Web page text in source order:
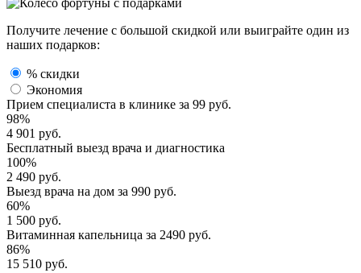
Получите лечение с большой скидкой или выиграйте один из
наших подарков:
% скидки
Экономия
Прием специалиста в клинике за 99 руб.
98%
4 901 руб.
Бесплатный выезд врача и диагностика
100%
2 490 руб.
Выезд врача на дом за 990 руб.
60%
1 500 руб.
Витаминная капельница за 2490 руб.
86%
15 510 руб.